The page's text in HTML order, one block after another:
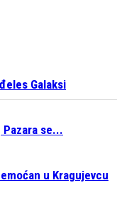
Galaksi
Pazara se...
u Kragujevcu